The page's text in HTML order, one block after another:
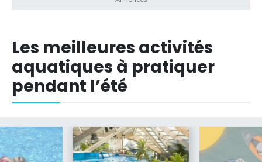
Les meilleures activités
aquatiques à pratiquer
pendant l’été